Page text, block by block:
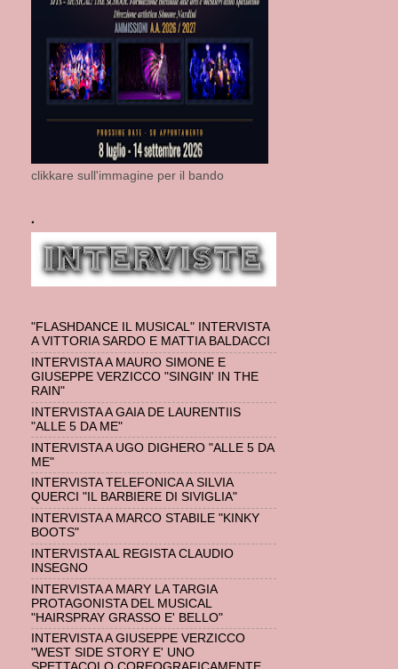
clikkare sull'immagine per il bando
.
"FLASHDANCE IL MUSICAL" INTERVISTA
A VITTORIA SARDO E MATTIA BALDACCI
INTERVISTA A MAURO SIMONE E
GIUSEPPE VERZICCO "SINGIN' IN THE
RAIN"
INTERVISTA A GAIA DE LAURENTIIS
"ALLE 5 DA ME"
INTERVISTA A UGO DIGHERO "ALLE 5 DA
ME"
INTERVISTA TELEFONICA A SILVIA
QUERCI "IL BARBIERE DI SIVIGLIA"
INTERVISTA A MARCO STABILE "KINKY
BOOTS"
INTERVISTA AL REGISTA CLAUDIO
INSEGNO
INTERVISTA A MARY LA TARGIA
PROTAGONISTA DEL MUSICAL
"HAIRSPRAY GRASSO E' BELLO"
INTERVISTA A GIUSEPPE VERZICCO
"WEST SIDE STORY E' UNO